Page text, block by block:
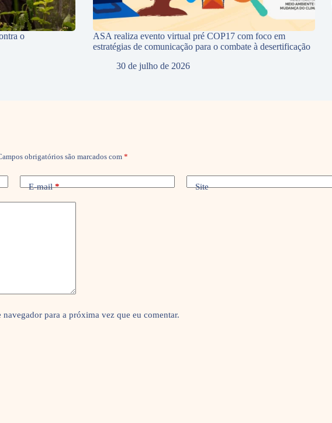
o
ASA realiza evento virtual pré COP17 com foco em
estratégias de comunicação para o combate à desertificação
30 de julho de 2026
obrigatórios são marcados com *
E-mail* Site
para a próxima vez que eu comentar.